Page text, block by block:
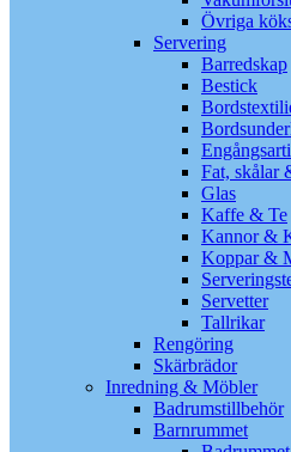
Övriga
Servering
Barredskap
Bestick
Fat, skålar
Glas
Kaffe & Te
Kannor &
Koppar &
Servetter
Tallrikar
Rengöring
Skärbrädor
Inredning & Möbler
Badrumstillbehör
Barnrummet